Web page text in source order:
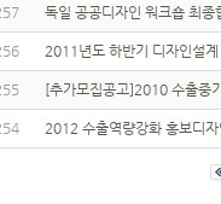
독일 공공디자인 워크숍 최종
2011년도 하반기 디자인설
[추가모집공고]2010 수출중
2012 수출역량강화 홍보디